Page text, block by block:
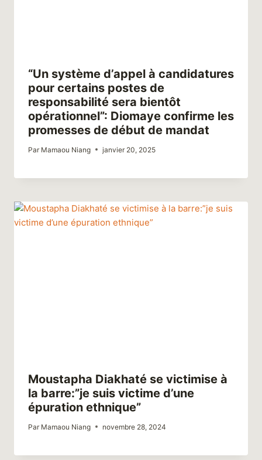
“Un système d’appel à candidatures
pour certains postes de
responsabilité sera bientôt
opérationnel”: Diomaye confirme les
promesses de début de mandat
Par Mamaou Niang janvier 20, 2025
Moustapha Diakhaté se victimise à
la barre:”je suis victime d’une
épuration ethnique”
Par Mamaou Niang novembre 28, 2024